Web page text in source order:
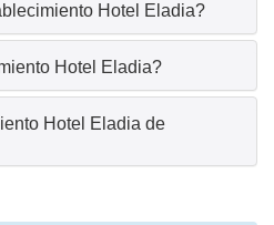
Hotel Eladia?
Hotel Eladia?
Hotel Eladia de